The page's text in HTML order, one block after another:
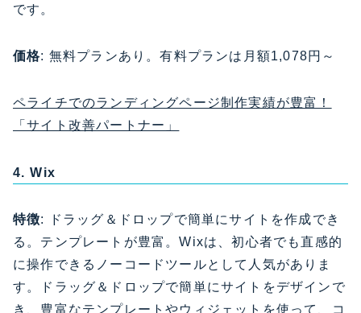
です。
価格: 無料プランあり。有料プランは月額1,078円～
ペライチでのランディングページ制作実績が豊富！
「サイト改善パートナー」
4. Wix
特徴: ドラッグ＆ドロップで簡単にサイトを作成でき
る。テンプレートが豊富。Wixは、初心者でも直感的
に操作できるノーコードツールとして人気がありま
す。ドラッグ＆ドロップで簡単にサイトをデザインで
き、豊富なテンプレートやウィジェットを使って、コ